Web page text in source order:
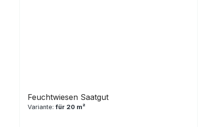
Feuchtwiesen Saatgut
Variante:für 20 m²